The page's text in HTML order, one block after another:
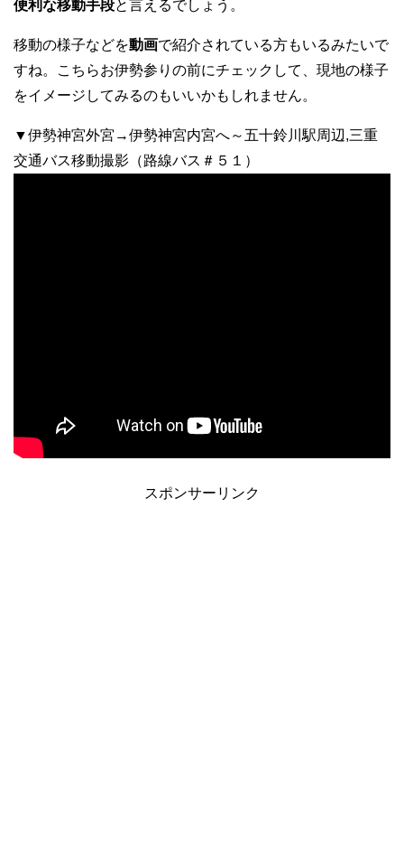
便利な移動手段と言えるでしょう。
移動の様子などを動画で紹介されている方もいるみたいで
すね。こちらお伊勢参りの前にチェックして、現地の様子
をイメージしてみるのもいいかもしれません。
▼伊勢神宮外宮→伊勢神宮内宮へ～五十鈴川駅周辺,三重
交通バス移動撮影（路線バス＃５１）
スポンサーリンク